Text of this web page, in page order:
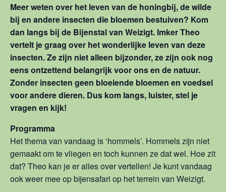
Meer weten over het leven van de honingbij, de wilde
bij en andere insecten die bloemen bestuiven? Kom
dan langs bij de Bijenstal van Weizigt. Imker Theo
vertelt je graag over het wonderlijke leven van deze
insecten. Ze zijn niet alleen bijzonder, ze zijn ook nog
eens ontzettend belangrijk voor ons en de natuur.
Zonder insecten geen bloeiende bloemen en voedsel
voor andere dieren. Dus kom langs, luister, stel je
vragen en kijk!
Programma
Het thema van vandaag is ‘hommels’. Hommels zijn niet
gemaakt om te vliegen en toch kunnen ze dat wel. Hoe zit
dat? Theo kan je er alles over vertellen! Je kunt vandaag
ook weer mee op bijensafari op het terrein van Weizigt.